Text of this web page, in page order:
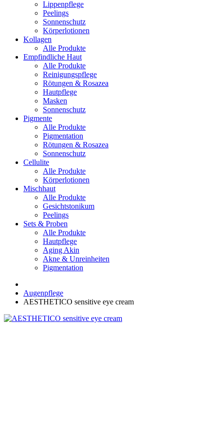
Lippenpflege
Peelings
Sonnenschutz
Körperlotionen
Kollagen
Alle Produkte
Empfindliche Haut
Alle Produkte
Reinigungspflege
Rötungen & Rosazea
Hautpflege
Masken
Sonnenschutz
Pigmente
Alle Produkte
Pigmentation
Rötungen & Rosazea
Sonnenschutz
Cellulite
Alle Produkte
Körperlotionen
Mischhaut
Alle Produkte
Gesichtstonikum
Peelings
Sets & Proben
Alle Produkte
Hautpflege
Aging Akin
Akne & Unreinheiten
Pigmentation
Augenpflege
AESTHETICO sensitive eye cream